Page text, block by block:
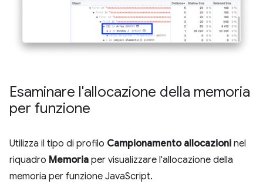
Esaminare l'allocazione della memoria
per funzione
Utilizza il tipo di profilo Campionamento allocazioni nel
riquadro Memoria per visualizzare l'allocazione della
memoria per funzione JavaScript.